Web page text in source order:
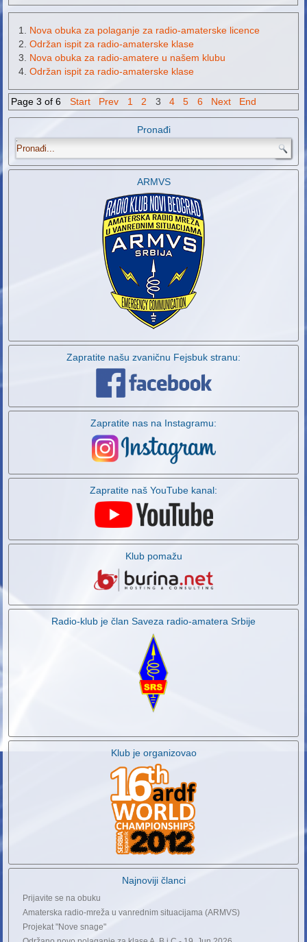
Nova obuka za polaganje za radio-amaterske licence
Održan ispit za radio-amaterske klase
Nova obuka za radio-amatere u našem klubu
Održan ispit za radio-amaterske klase
Page 3 of 6 Start Prev 1 2 3 4 5 6 Next End
Pronađi
.
ARMVS
Zapratite našu zvaničnu Fejsbuk stranu:
Zapratite nas na Instagramu:
Zapratite naš YouTube kanal:
Klub pomažu
Radio-klub je član Saveza radio-amatera Srbije
Klub je organizovao
Najnoviji članci
Prijavite se na obuku
Amaterska radio-mreža u vanrednim situacijama (ARMVS)
Projekat "Nove snage"